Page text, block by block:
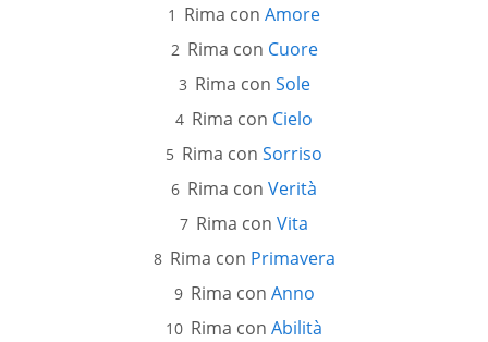
Rima con Amore
Rima con Cuore
Rima con Sole
Rima con Cielo
Rima con Sorriso
Rima con Verità
Rima con Vita
Rima con Primavera
Rima con Anno
Rima con Abilità